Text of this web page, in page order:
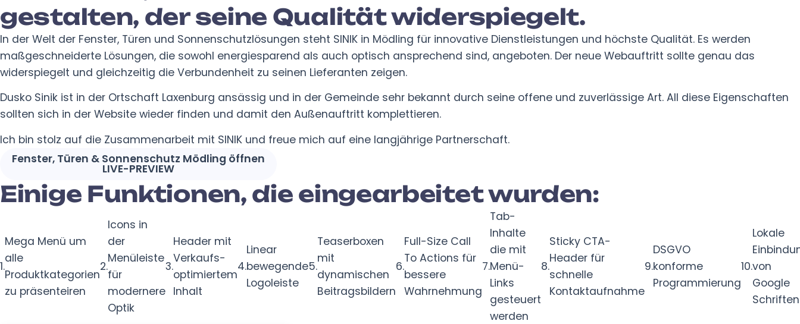
gestalten, der seine Qualität widerspiegelt.
In der Welt der Fenster, Türen und Sonnenschutzlösungen steht SINIK in Mödling für innovative Dienstleistungen und höchste Qualität. Es werden
maßgeschneiderte Lösungen, die sowohl energiesparend als auch optisch ansprechend sind, angeboten. Der neue Webauftritt sollte genau das
widerspiegelt und gleichzeitig die Verbundenheit zu seinen Lieferanten zeigen.
Dusko Sinik ist in der Ortschaft Laxenburg ansässig und in der Gemeinde sehr bekannt durch seine offene und zuverlässige Art. All diese Eigenschaften
sollten sich in der Website wieder finden und damit den Außenauftritt komplettieren.
Ich bin stolz auf die Zusammenarbeit mit SINIK und freue mich auf eine langjährige Partnerschaft.
Fenster, Türen & Sonnenschutz Mödling öffnen
LIVE-PREVIEW
Einige Funktionen, die eingearbeitet wurden:
1.
Mega Menü um
alle
Produktkategorien
zu präsenteiren
2.
Icons in
der
Menüleiste
für
modernere
Optik
3.
Header mit
Verkaufs-
optimiertem
Inhalt
4.
Linear
bewegende
Logoleiste
5.
Teaserboxen
mit
dynamischen
Beitragsbildern
6.
Full-Size Call
To Actions für
bessere
Wahrnehmung
7.
Tab-
Inhalte
die mit
Menü-
Links
gesteuert
werden
8.
Sticky CTA-
Header für
schnelle
Kontaktaufnahme
9.
DSGVO
konforme
Programmierung
10.
Lokale
von
Google
Schriften